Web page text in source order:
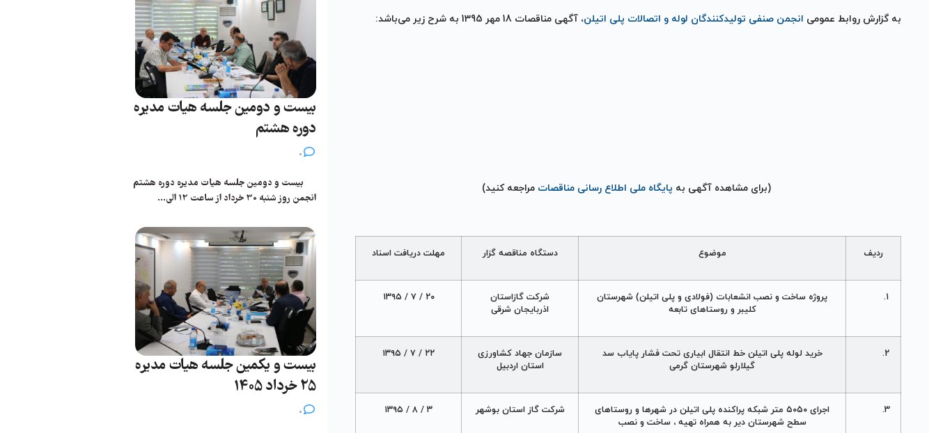
به گزارش روابط عمومی انجمن صنفی تولیدکنندگان لوله و اتصالات پلی اتیلن، آگهی مناقصات 18 مهر 1395 به شرح زیر می‌باشد:
(برای مشاهده آگهی به پایگاه ملی اطلاع رسانی مناقصات مراجعه کنید)
ردیف موضوع دستگاه مناقصه گزار مهلت دریافت اسناد
1.
پروژه ساخت و نصب انشعابات (فولادی و پلی اتيلن) شهرستان
کليبر و روستاهای تابعه
شرکت گازاستان
اذربايجان شرقی
۲۰ / ۷ / ۱۳۹۵
2.
خريد لوله پلی اتيلن خط انتقال ابياری تحت فشار پاياب سد
گيلارلو شهرستان گرمی
سازمان جهاد کشاورزی
استان اردبيل
۲۲ / ۷ / ۱۳۹۵
3.
اجرای ۵۰۵۰ متر شبکه پراکنده پلی اتيلن در شهرها و روستاهای
سطح شهرستان دير به همراه تهيه ، ساخت و نصب
شرکت گاز استان بوشهر ۳ / ۸ / ۱۳۹۵
بیست و دومین جلسه هیات مدیره
دوره هشتم
بیست و دومین جلسه هیات مدیره دوره هشتم
انجمن روز شنبه 30 خرداد از ساعت 12 الی...
بیست و یکمین جلسه هیات مدیره
25 خرداد 1405